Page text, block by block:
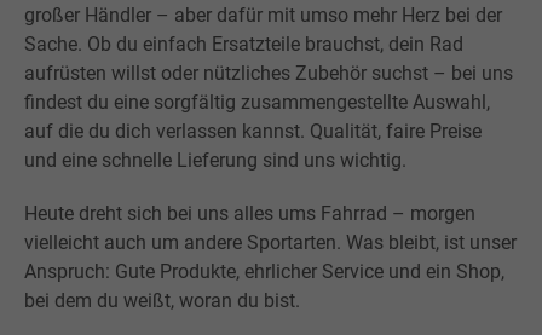
großer Händler – aber dafür mit umso mehr Herz bei der
Sache. Ob du einfach Ersatzteile brauchst, dein Rad
aufrüsten willst oder nützliches Zubehör suchst – bei uns
findest du eine sorgfältig zusammengestellte Auswahl,
auf die du dich verlassen kannst. Qualität, faire Preise
und eine schnelle Lieferung sind uns wichtig.
Heute dreht sich bei uns alles ums Fahrrad – morgen
vielleicht auch um andere Sportarten. Was bleibt, ist unser
Anspruch: Gute Produkte, ehrlicher Service und ein Shop,
bei dem du weißt, woran du bist.